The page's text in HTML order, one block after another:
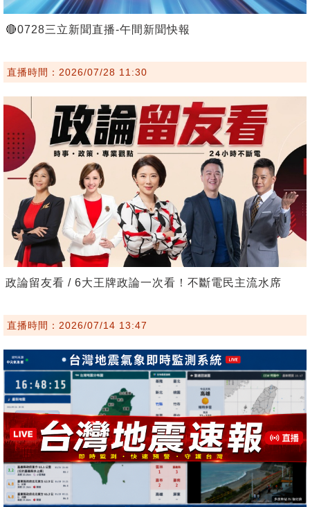
🔴0728三立新聞直播-午間新聞快報
直播時間：2026/07/28 11:30
政論留友看 / 6大王牌政論一次看！不斷電民主流水席
直播時間：2026/07/14 13:47